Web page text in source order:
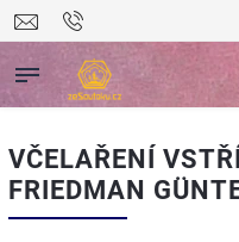
VČELAŘENÍ
FRIEDMAN